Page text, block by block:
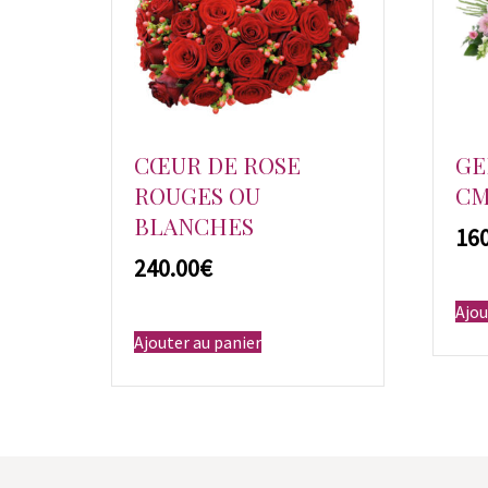
CŒUR DE ROSE
ROUGES OU
BLANCHES
€
Ajouter au panier